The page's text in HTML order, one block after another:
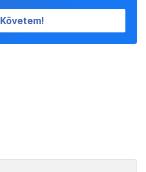
Követem!